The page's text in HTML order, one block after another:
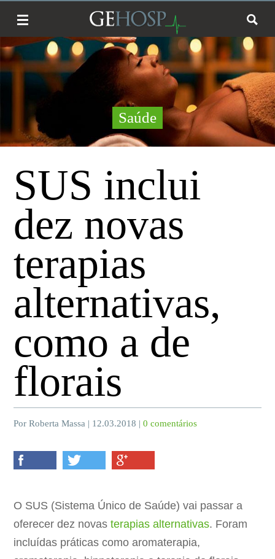
Saúde
SUS inclui
dez novas
terapias
alternativas,
como a de
florais
Por Roberta Massa | 12.03.2018 |0 comentários
O SUS (Sistema Único de Saúde) vai passar a
oferecer dez novasterapias alternativas. Foram
incluídas práticas como aromaterapia,